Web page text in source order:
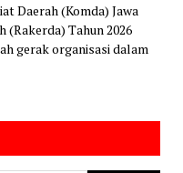
Daerah (Komda) Jawa
(Rakerda) Tahun 2026
gerak organisasi dalam